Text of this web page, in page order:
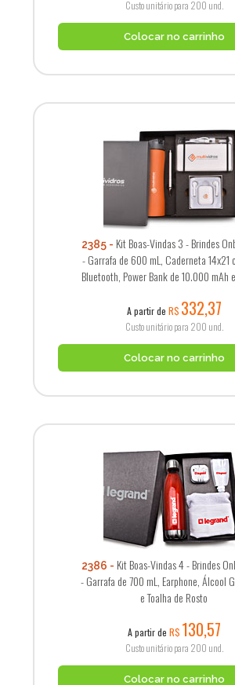
Custo unitário para 200 und.
Colocar no carrinho
2385
Kit Boas-Vindas 3 - Brindes
- Garrafa de 600 mL, Caderneta 14x21
Bluetooth, Power Bank de 10.000 mAh
A partir de R$ 332,37
Custo unitário para 200 und.
Colocar no carrinho
2386
Kit Boas-Vindas 4 - Brindes
- Garrafa de 700 mL, Earphone, Álcool
e Toalha de Rosto
A partir de R$ 130,57
Custo unitário para 200 und.
Colocar no carrinho